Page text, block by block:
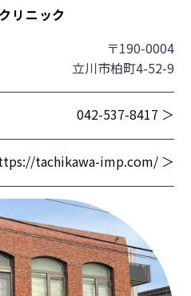
リニック
〒190-0004
立川市柏町4-52-9
042-537-8417 ＞
tachikawa-imp.com/ ＞